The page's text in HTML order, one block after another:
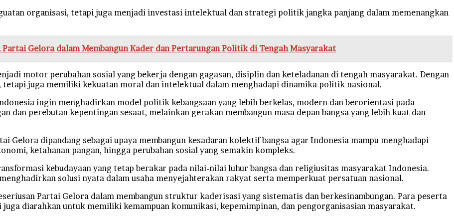
organisasi, tetapi juga menjadi investasi intelektual dan strategi politik jangka panjang dalam memenangkan
Gelora dalam Membangun Kader dan Pertarungan Politik di Tengah Masyarakat
motor perubahan sosial yang bekerja dengan gagasan, disiplin dan keteladanan di tengah masyarakat. Dengan
juga memiliki kekuatan moral dan intelektual dalam menghadapi dinamika politik nasional.
ingin menghadirkan model politik kebangsaan yang lebih berkelas, modern dan berorientasi pada
perebutan kepentingan sesaat, melainkan gerakan membangun masa depan bangsa yang lebih kuat dan
Gelora dipandang sebagai upaya membangun kesadaran kolektif bangsa agar Indonesia mampu menghadapi
ketahanan pangan, hingga perubahan sosial yang semakin kompleks.
kebudayaan yang tetap berakar pada nilai-nilai luhur bangsa dan religiusitas masyarakat Indonesia.
solusi nyata dalam usaha menyejahterakan rakyat serta memperkuat persatuan nasional.
Partai Gelora dalam membangun struktur kaderisasi yang sistematis dan berkesinambungan. Para peserta
diarahkan untuk memiliki kemampuan komunikasi, kepemimpinan, dan pengorganisasian masyarakat.